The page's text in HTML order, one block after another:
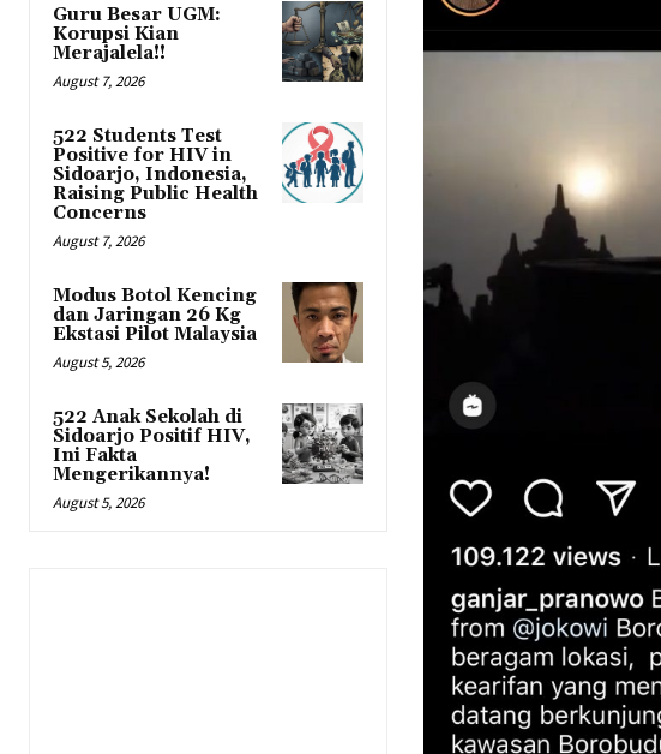
Guru Besar UGM:
Korupsi Kian
Merajalela!!
August 7, 2026
522 Students Test
Positive for HIV in
Sidoarjo, Indonesia,
Raising Public Health
Concerns
August 7, 2026
Modus Botol Kencing
dan Jaringan 26 Kg
Ekstasi Pilot Malaysia
August 5, 2026
522 Anak Sekolah di
Sidoarjo Positif HIV,
Ini Fakta
Mengerikannya!
August 5, 2026